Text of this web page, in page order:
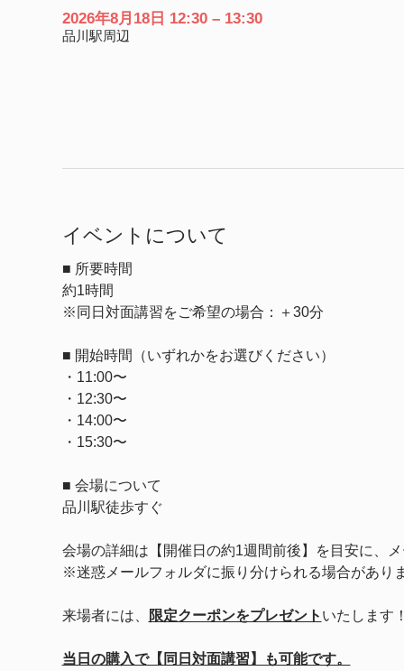
2026年8月18日 12:30 – 13:30
品川駅周辺
イベントについて
■ 所要時間
約1時間
※同日対面講習をご希望の場合：＋30分
■ 開始時間（いずれかをお選びください）
・11:00〜
・12:30〜
・14:00〜
・15:30〜
■ 会場について
品川駅徒歩すぐ
会場の詳細は【開催日の約1週間前後】を目安に、
※迷惑メールフォルダに振り分けられる場合があり
来場者には、 限定クーポンをプレゼント いたします
当日の購入で【同日対面講習】も可能です。